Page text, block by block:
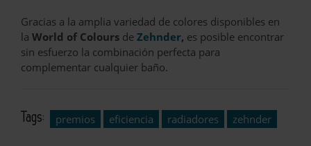
Gracias a la amplia variedad de colores disponibles en
la World of Colours de Zehnder, es posible encontrar
sin esfuerzo la combinación perfecta para
complementar cualquier baño.
Tags: premios eficiencia radiadores zehnder